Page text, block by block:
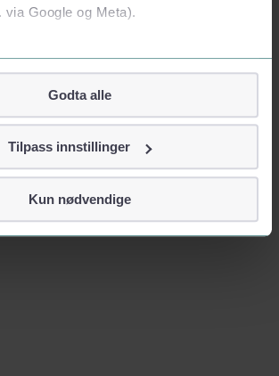
Google og Meta).
for personvern
på alvor
som navn eller telefonnummer.
Godta alle
Tilpass innstillinger
Kun nødvendige